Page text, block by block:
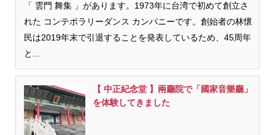
「 雲門 舞集 」があります。1973年に台湾で初めて創立さ
れた コンテポラリーダンス カンパニーです。創始者の林懷
民は2019年末で引退することを発表しているため、45周年
と...
【 中正紀念堂 】兩廳院で「國家音樂廳」
を体験してきました